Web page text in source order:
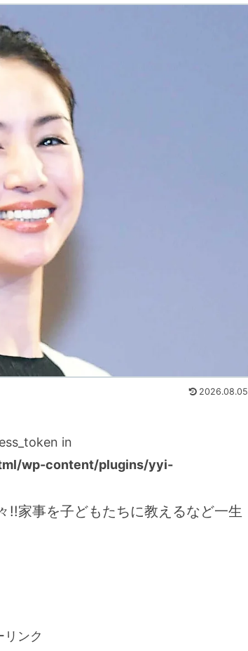
2026.08.05
in
wp-content/plugins/yyi-
!!家事を子どもたちに教えるなど一生
リンク